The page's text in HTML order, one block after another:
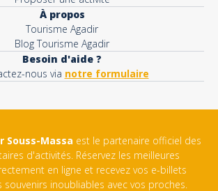
À propos
Tourisme Agadir
Blog Tourisme Agadir
Besoin d'aide ?
nous via notre formulaire
Souss-Massa est le partenaire officiel des
d'activités. Réservez les meilleures
en ligne et recevez vos e-billets
inoubliables avec vos proches.